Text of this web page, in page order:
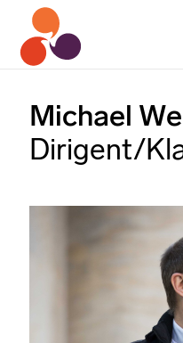
Michael
Dirigent/